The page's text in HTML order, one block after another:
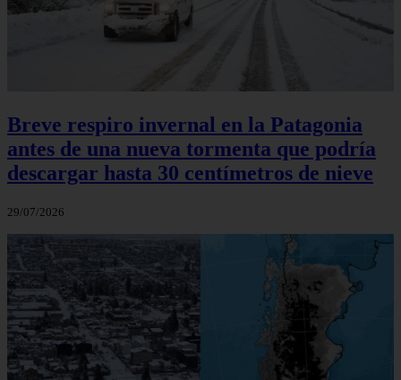
Breve respiro invernal en la Patagonia
antes de una nueva tormenta que podría
descargar hasta 30 centímetros de nieve
29/07/2026